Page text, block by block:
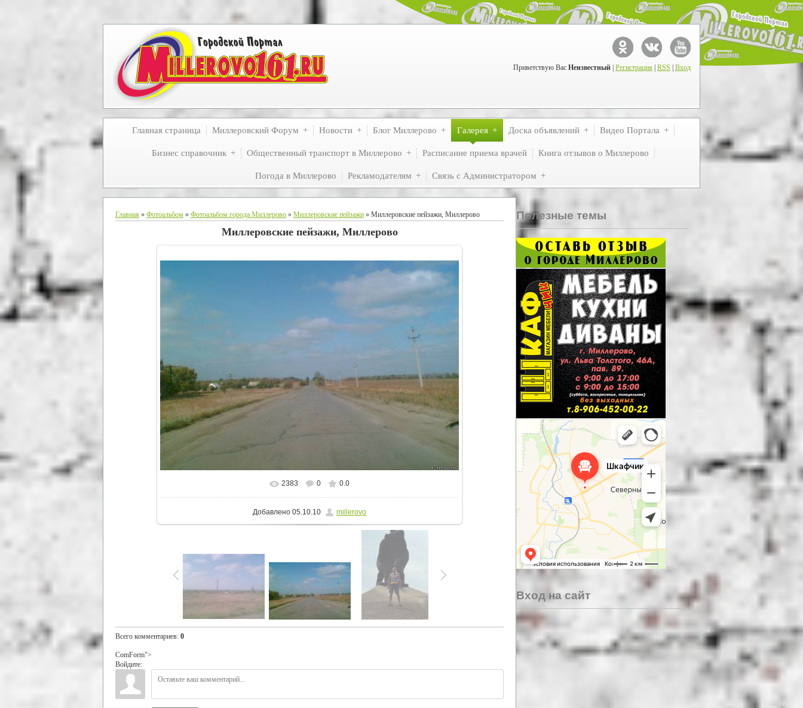
Приветствую Вас Неизвестный Регистрация RSS Вход
Главная страница Миллеровский Форум Новости Блог Миллерово Галерея Доска объявлений Видео Портала
Бизнес справочник Общественный транспорт в Миллерово Расписание приема врачей Книга отзывов о Миллерово
Погода в Миллерово Рекламодателям Связь с Администратором
Главная » Фотоальбом » Фотоальбом города Миллерово » Миллеровские пейзажи » Миллеровские пейзажи, Миллерово
Миллеровские пейзажи, Миллерово
В реальном размере 1280x899
2383 0 0.0
Добавлено 05.10.10 millerovo
Всего комментариев: 0
ComForm">
Войдите:
Полезные темы
Вход на сайт